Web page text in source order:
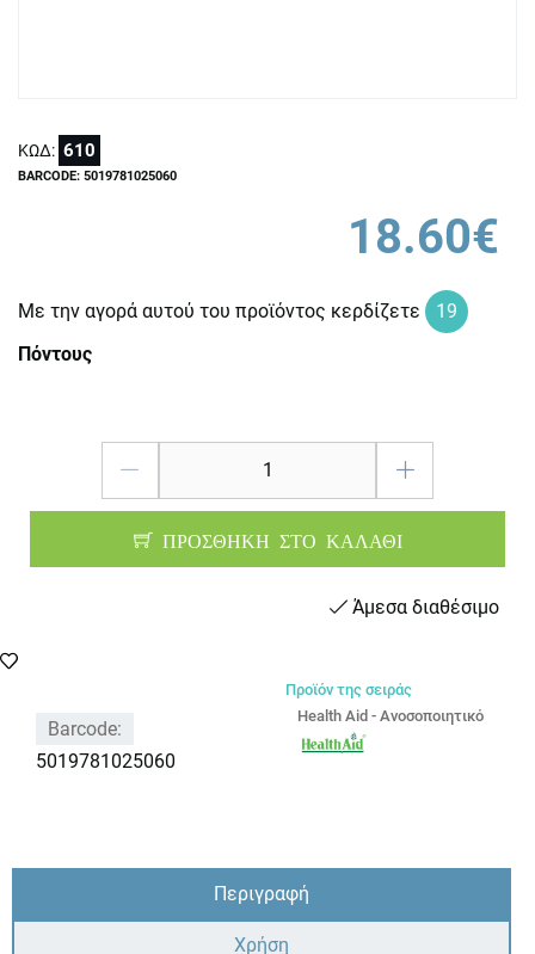
ΚΩΔ: 610
BARCODE: 5019781025060
18.60€
Με την αγορά αυτού του προϊόντος κερδίζετε
19
Πόντους
ΠΡΟΣΘΗΚΗ ΣΤΟ ΚΑΛΑΘΙ
Άμεσα διαθέσιμο
Barcode:
5019781025060
Προϊόν της σειράς
Health Aid - Ανοσοποιητικό
Περιγραφή
Χρήση